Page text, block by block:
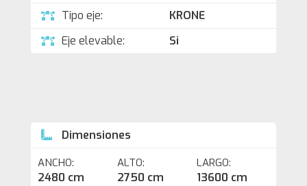
Tipo eje:
KRONE
Eje elevable:
Si
Dimensiones
ANCHO:
2480 cm
ALTO:
2750 cm
LARGO:
13600 cm